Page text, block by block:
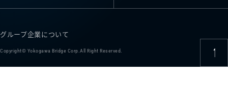
グループ企業について
Copyright© Yokogawa Bridge Corp.All Right Reserved.